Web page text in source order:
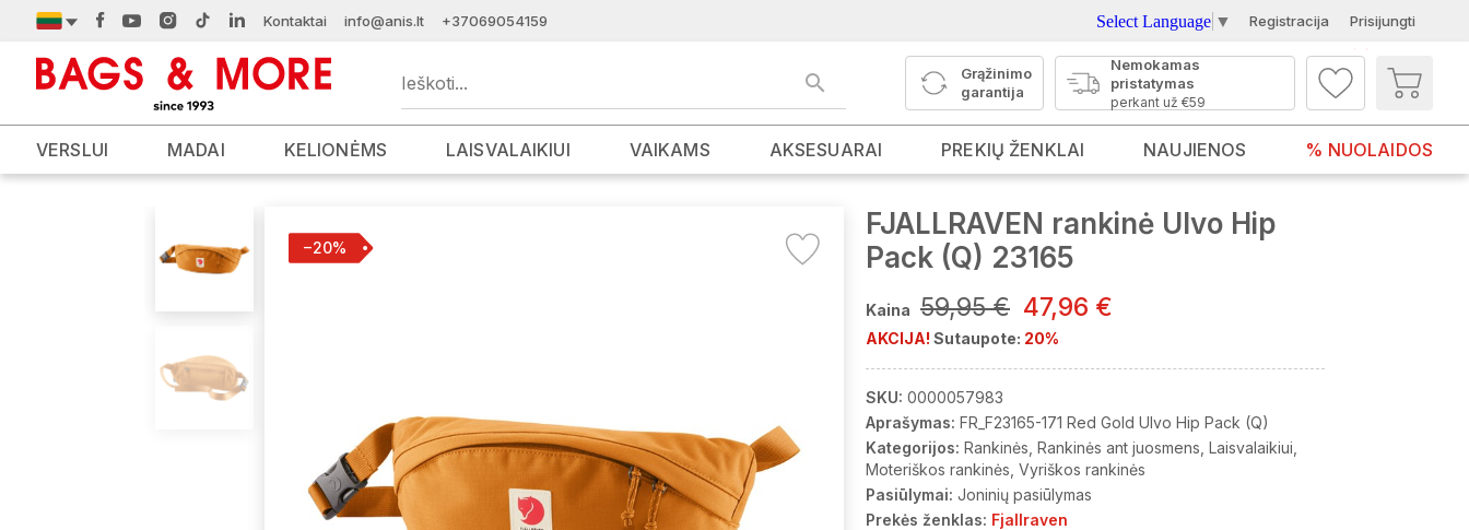
Kontaktai info@anis.lt +37069054159 Select Language ▼ Registracija Prisijungti
Grąžinimo
garantija
Nemokamas
pristatymas
perkant už €59
VERSLUI MADAI KELIONĖMS LAISVALAIKIUI VAIKAMS AKSESUARAI PREKIŲ ŽENKLAI NAUJIENOS % NUOLAIDOS
−20%
FJALLRAVEN rankinė Ulvo Hip
Pack (Q) 23165
Kaina 59,95 € 47,96 €
AKCIJA! Sutaupote: 20%
SKU: 0000057983
Aprašymas: FR_F23165-171 Red Gold Ulvo Hip Pack (Q)
Kategorijos: Rankinės Rankinės ant juosmens Laisvalaikiui
Moteriškos rankinės Vyriškos rankinės
Pasiūlymai: Joninių pasiūlymas
Prekės ženklas: Fjallraven